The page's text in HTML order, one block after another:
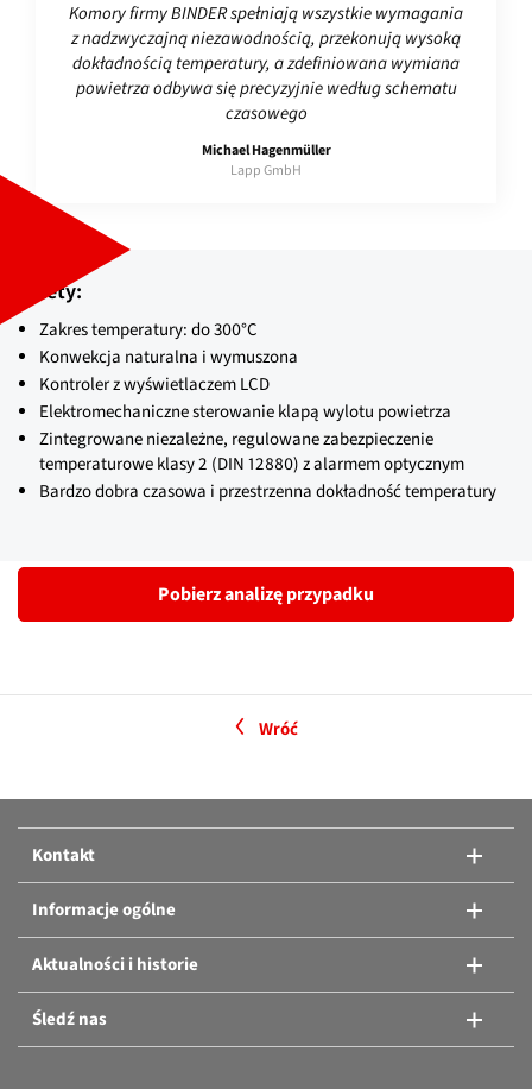
Komory firmy BINDER spełniają wszystkie wymagania
z nadzwyczajną niezawodnością, przekonują wysoką
dokładnością temperatury, a zdefiniowana wymiana
powietrza odbywa się precyzyjnie według schematu
czasowego
Michael Hagenmüller
Lapp GmbH
Zalety:
Zakres temperatury: do 300°C
Konwekcja naturalna i wymuszona
Kontroler z wyświetlaczem LCD
Elektromechaniczne sterowanie klapą wylotu powietrza
Zintegrowane niezależne, regulowane zabezpieczenie
temperaturowe klasy 2 (DIN 12880) z alarmem optycznym
Bardzo dobra czasowa i przestrzenna dokładność temperatury
Pobierz analizę przypadku
Wróć
Kontakt
Informacje ogólne
Aktualności i historie
Śledź nas